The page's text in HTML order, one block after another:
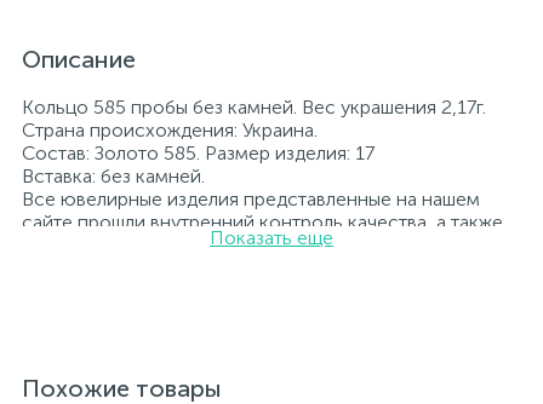
Описание
Кольцо 585 пробы без камней. Вес украшения 2,17г.
Страна происхождения: Украина.
Состав: Золото 585. Размер изделия: 17
Вставка: без камней.
Все ювелирные изделия представленные на нашем
сайте прошли внутренний контроль качества, а также
контроль государственной пробирной службой
особенностей цветопередачи экрана
Показать еще
Похожие товары